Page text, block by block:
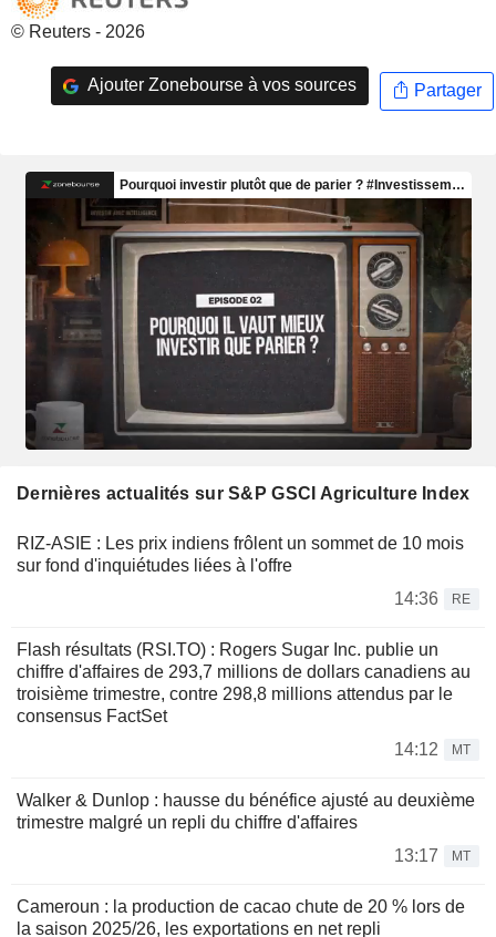
© Reuters - 2026
Ajouter Zonebourse à vos sources Partager
Dernières actualités sur S&P GSCI Agriculture Index
RIZ-ASIE : Les prix indiens frôlent un sommet de 10 mois
sur fond d'inquiétudes liées à l'offre
14:36
RE
Flash résultats (RSI.TO) : Rogers Sugar Inc. publie un
chiffre d'affaires de 293,7 millions de dollars canadiens au
troisième trimestre, contre 298,8 millions attendus par le
consensus FactSet
14:12
MT
Walker & Dunlop : hausse du bénéfice ajusté au deuxième
trimestre malgré un repli du chiffre d'affaires
13:17
MT
Cameroun : la production de cacao chute de 20 % lors de
la saison 2025/26, les exportations en net repli